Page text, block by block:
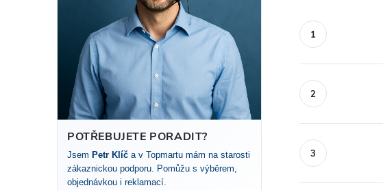
a
n
n
POTŘEBUJETE PORADIT?
Jsem Petr Klíč a v Topmartu mám na starosti
zákaznickou podporu. Pomůžu s výběrem,
objednávkou i reklamací.